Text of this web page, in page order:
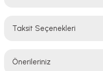
Taksit Seçenekleri
Önerileriniz